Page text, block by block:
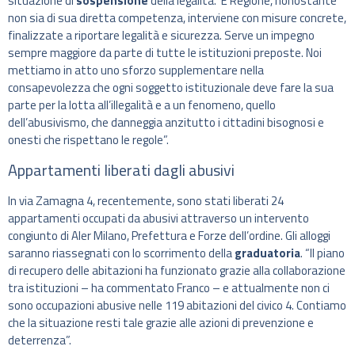
non sia di sua diretta competenza, interviene con misure concrete,
finalizzate a riportare legalità e sicurezza. Serve un impegno
sempre maggiore da parte di tutte le istituzioni preposte. Noi
mettiamo in atto uno sforzo supplementare nella
consapevolezza che ogni soggetto istituzionale deve fare la sua
parte per la lotta all’illegalità e a un fenomeno, quello
dell’abusivismo, che danneggia anzitutto i cittadini bisognosi e
onesti che rispettano le regole”.
Appartamenti liberati dagli abusivi
In via Zamagna 4, recentemente, sono stati liberati 24
appartamenti occupati da abusivi attraverso un intervento
congiunto di Aler Milano, Prefettura e Forze dell’ordine. Gli alloggi
saranno riassegnati con lo scorrimento dellagraduatoria. “Il piano
di recupero delle abitazioni ha funzionato grazie alla collaborazione
tra istituzioni – ha commentato Franco – e attualmente non ci
sono occupazioni abusive nelle 119 abitazioni del civico 4. Contiamo
che la situazione resti tale grazie alle azioni di prevenzione e
deterrenza”.